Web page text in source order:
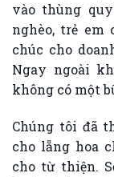
vào thùng
nghèo, trẻ em
chúc cho
Ngay ngoài
không có một
Chúng tôi đã
cho lẵng hoa
cho từ thiện.